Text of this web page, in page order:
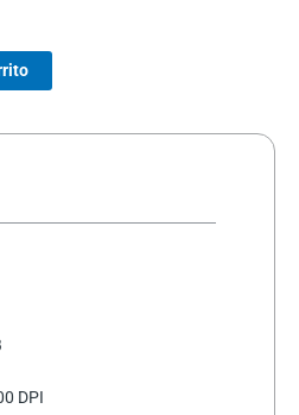
DPI